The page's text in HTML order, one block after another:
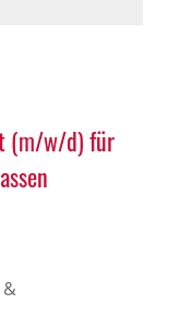
(m/w/d) für
&